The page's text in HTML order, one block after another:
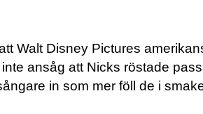
Walt Disney Pictures
ansåg att Nicks röstade
in som mer föll de i